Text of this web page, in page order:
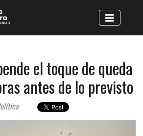
el toque de queda
antes de lo previsto